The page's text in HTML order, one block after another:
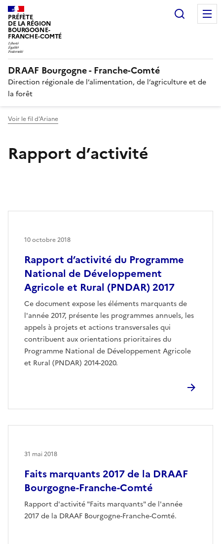
PRÉFÈTE
DE LA RÉGION
BOURGOGNE-
FRANCHE-COMTÉ
DRAAF Bourgogne - Franche-Comté
Direction régionale de l’alimentation, de l’agriculture et de
la forêt
Voir le fil d'Ariane
Rapport d’activité
Rapport d’activité du Programme
National de Développement
Agricole et Rural (PNDAR) 2017
Ce document expose les éléments marquants de
l'année 2017, présente les programmes annuels, les
appels à projets et actions transversales qui
contribuent aux orientations prioritaires du
Programme National de Développement Agricole
et Rural (PNDAR) 2014-2020.
10 octobre 2018
Faits marquants 2017 de la DRAAF
Bourgogne-Franche-Comté
Rapport d'activité "Faits marquants" de l'année
2017 de la DRAAF Bourgogne-Franche-Comté.
31 mai 2018